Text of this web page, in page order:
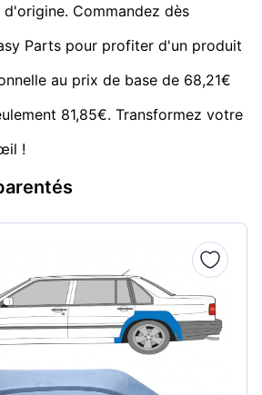
Commandez dès
Parts pour profiter d'un produit
au prix de base de 68,21€
81,85€. Transformez votre
!